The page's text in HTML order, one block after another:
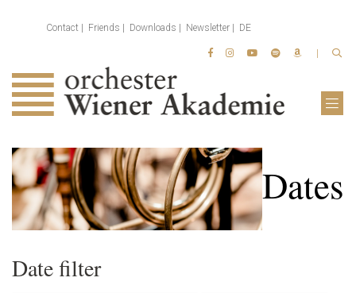
Contact Friends Downloads Newsletter DE
Dates
Date filter